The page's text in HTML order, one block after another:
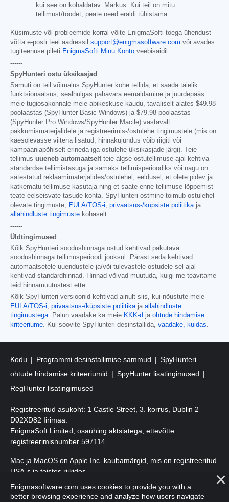
kui see on kohaldatav. Märkus. Kui teil on mitu
tellimust/toodet, peate need eraldi tühistama.
Küsimuste või probleemide korral võite EnigmaSofti toega ühendust
võtta e-posti teel aadressil support@enigmasoftware.com või avades
tugiteenuse pileti EnigmaSofti Minu Konto veebisaidil.
------
SpyHunteri ostu üksikasjad
Samuti on teil võimalus SpyHunter kohe tellida, et saada täielik
funktsionaalsus, sealhulgas pahavara eemaldamine ja juurdepääs
meie tugiosakonnale meie abikeskuse kaudu, tavaliselt alates $49.98
poolaastas (SpyHunter Basic Windows) ja $79.98 poolaastas
(SpyHunter Pro Windows/SpyHunter Macile) vastavalt
pakkumismaterjalidele ja registreerimis-/ostulehe tingimustele (mis on
käesolevasse viitena lisatud; hinnakujundus võib riigiti või
kampaaniapõhiselt erineda iga ostulehe üksikasjade järgi). Teie
tellimus uueneb automaatselt teie algse ostutellimuse ajal kehtiva
standardse tellimistasuga ja samaks tellimisperioodiks või nagu on
sätestatud reklaamimaterjalides/ostulehel, eeldusel, et olete pidev ja
katkematu tellimuse kasutaja ning et saate enne tellimuse lõppemist
teate eelseisvate tasude kohta. SpyHunteri ostmine toimub ostulehel
olevate tingimuste,
EULA/TOS-i privaatsus-/küpsiste poliitika ja
allahindluste tingimuste kohaselt.
------
Üldtingimused
Kõik SpyHunteri soodushinnaga ostud kehtivad pakutava
soodushinnaga tellimusperioodi jooksul. Pärast seda kehtivad
automaatsetele uuendustele ja/või tulevastele ostudele sel ajal
kehtivad standardhinnad. Hinnad võivad muutuda, kuigi me teavitame
teid hinnamuutustest ette.
Kõik SpyHunteri versioonid kehtivad ainult siis, kui nõustute meie
EULA/TOS-i
privaatsus-/küpsiste poliitika ja allahindluste
tingimustega . Palun vaadake ka meie KKK-d ja ohtude hindamise
kriteeriume . Kui soovite SpyHunteri desinstallida, vaadake, kuidas
Kodu Programmi desinstallimise sammud
SpyHunteri
ohtude hindamise kriteeriumid
SpyHunter lisatingimused
RegHunter lisatingimused
Registreeritud asukoht: 1 Castle Street, 3. korrus, Dublin 2
D02XD82 Iirimaa.
EnigmaSoft Limited, osaühing aktsiatega, ettevõtte
registreerimisnumber 597114.
Mac ja MacOS on Apple Inc. kaubamärgid, mis on registreeritud
USA-s ja teistes riikides.
Autoriõigus 2016-2026. EnigmaSoft Ltd. Kõik õigused kaitstud.
Enigmasoftware.com uses cookies to provide you with a
better browsing experience and analyze how users navigate